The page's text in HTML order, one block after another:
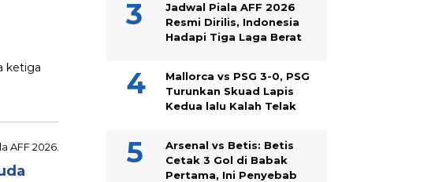
ketiga
Jadwal Piala AFF 2026
Resmi Dirilis, Indonesia
Hadapi Tiga Laga Berat
Mallorca vs PSG 3-0, PSG
Turunkan Skuad Lapis
Kedua lalu Kalah Telak
Arsenal vs Betis: Betis
Cetak 3 Gol di Babak
Pertama, Ini Penyebab